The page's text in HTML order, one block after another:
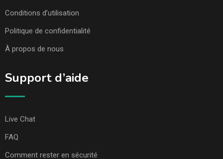
Conditions d’utilisation
Politique de confidentialité
À propos de nous
Support d’aide
Live Chat
FAQ
Comment rester en sécurité